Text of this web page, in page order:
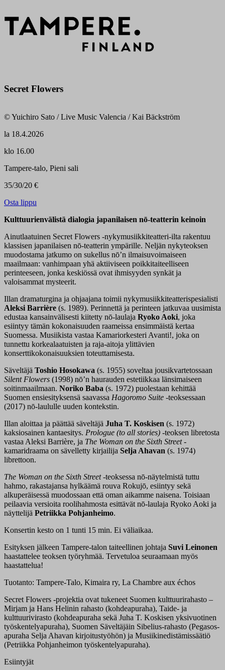
Secret Flowers
© Yuichiro Sato / Live Music Valencia / Kai Bäckström
la 18.4.2026
klo 16.00
Tampere-talo, Pieni sali
35/30/20 €
Osta lippu
Kulttuurienvälistä dialogia japanilaisen nō-teatterin keinoin
Ainutlaatuinen Secret Flowers -nykymusiikkiteatteri-ilta rakentuu
klassisen japanilaisen nō-teatterin ympärille. Neljän nykyteoksen
muodostama jatkumo on sukellus nō’n ilmaisuvoimaiseen
maailmaan: vanhimpaan yhä aktiiviseen poikkitaiteelliseen
perinteeseen, jonka keskiössä ovat ihmisyyden synkät ja
valoisammat mysteerit.
Illan dramaturgina ja ohjaajana toimii nykymusiikkiteatterispesialisti
Aleksi Barrière (s. 1989). Perinnettä ja perinteen jatkuvaa uusimista
edustaa kansainvälisesti kiitetty nō-laulaja Ryoko Aoki, joka
esiintyy tämän kokonaisuuden raameissa ensimmäistä kertaa
Suomessa. Musiikista vastaa Kamariorkesteri Avanti!, joka on
tunnettu korkealaatuisten ja raja-aitoja ylittävien
konserttikokonaisuuksien toteuttamisesta.
Säveltäjä Toshio Hosokawa (s. 1955) soveltaa jousikvartetossaan
Silent Flowers (1998) nō’n haurauden estetiikkaa länsimaiseen
soitinmaailmaan. Noriko Baba (s. 1972) puolestaan kehittää
Suomen ensiesityksensä saavassa Hagoromo Suite -teoksessaan
(2017) nō-laululle uuden kontekstin.
Illan aloittaa ja päättää säveltäjä Juha T. Koskisen (s. 1972)
kaksiosainen kantaesitys. Prologue (to all stories) -teoksen libretosta
vastaa Aleksi Barrière, ja The Woman on the Sixth Street-
kamaridraama on sävelletty kirjailija Selja Ahavan (s. 1974)
librettoon.
The Woman on the Sixth Street-teoksessa nō-näytelmistä tuttu
hahmo, rakastajansa hylkäämä rouva Rokujō, esiintyy sekä
alkuperäisessä muodossaan että oman aikamme naisena. Toisiaan
peilaavia versioita roolihahmosta esittävät nō-laulaja Ryoko Aoki ja
näyttelijä Petriikka Pohjanheimo.
Konsertin kesto on 1 tunti 15 min. Ei väliaikaa.
Esityksen jälkeen Tampere-talon taiteellinen johtaja Suvi Leinonen
haastattelee teoksen työryhmää. Tervetuloa seuraamaan myös
haastattelua!
Tuotanto: Tampere-Talo, Kimaira ry, La Chambre aux échos
Secret Flowers -projektia ovat tukeneet Suomen kulttuurirahasto –
Mirjam ja Hans Helinin rahasto (kohdeapuraha), Taide- ja
kulttuurivirasto (kohdeapuraha sekä Juha T. Koskisen yksivuotinen
työskentelyapuraha), Suomen Säveltäjäin Sibelius-rahasto (Pegasos-
apuraha Selja Ahavan kirjoitustyöhön) ja Musiikinedistämissäätiö
(Petriikka Pohjanheimon työskentelyapuraha).
Esiintyjät